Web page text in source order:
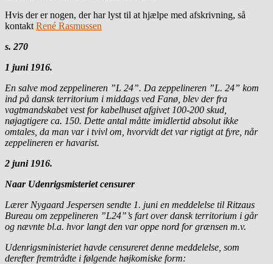
Hvis der er nogen, der har lyst til at hjælpe med afskrivning, så
kontakt René Rasmussen
s. 270
1 juni 1916.
En salve mod zeppelineren ”L 24”. Da zeppelineren ”L. 24” kom
ind på dansk territorium i middags ved Fanø, blev der fra
vagtmandskabet vest for kabelhuset afgivet 100-200 skud,
nøjagtigere ca. 150. Dette antal måtte imidlertid absolut ikke
omtales, da man var i tvivl om, hvorvidt det var rigtigt at fyre, når
zeppelineren er havarist.
2 juni 1916.
Naar Udenrigsmisteriet censurer
Lærer Nygaard Jespersen sendte 1. juni en meddelelse til Ritzaus
Bureau om zeppelineren ”L24”’s fart over dansk territorium i går
og nævnte bl.a. hvor langt den var oppe nord for grænsen m.v.
Udenrigsministeriet havde censureret denne meddelelse, som
derefter fremtrådte i følgende højkomiske form: